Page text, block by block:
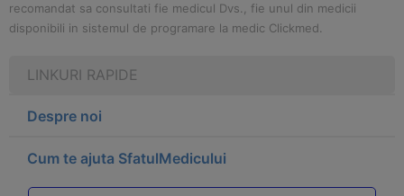
recomandat sa consultati fie medicul Dvs., fie unul din medicii
disponibili in sistemul de programare la medic Clickmed.
LINKURI RAPIDE
Despre noi
Cum te ajuta SfatulMedicului